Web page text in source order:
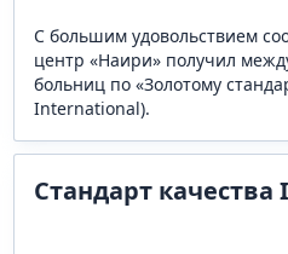
С большим удовольствием
центр «Наири» получил
больниц по «Золотому
International).
Стандарт качества